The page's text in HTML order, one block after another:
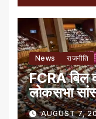
News राजनीति
FCRA बिल
लोकसभा
AUGUST 7,